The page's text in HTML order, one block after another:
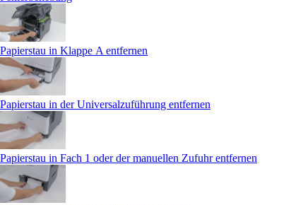
Papierstau in Klappe A entfernen
Papierstau in der Universalzuführung entfernen
Papierstau in Fach 1 oder der manuellen Zufuhr entfernen